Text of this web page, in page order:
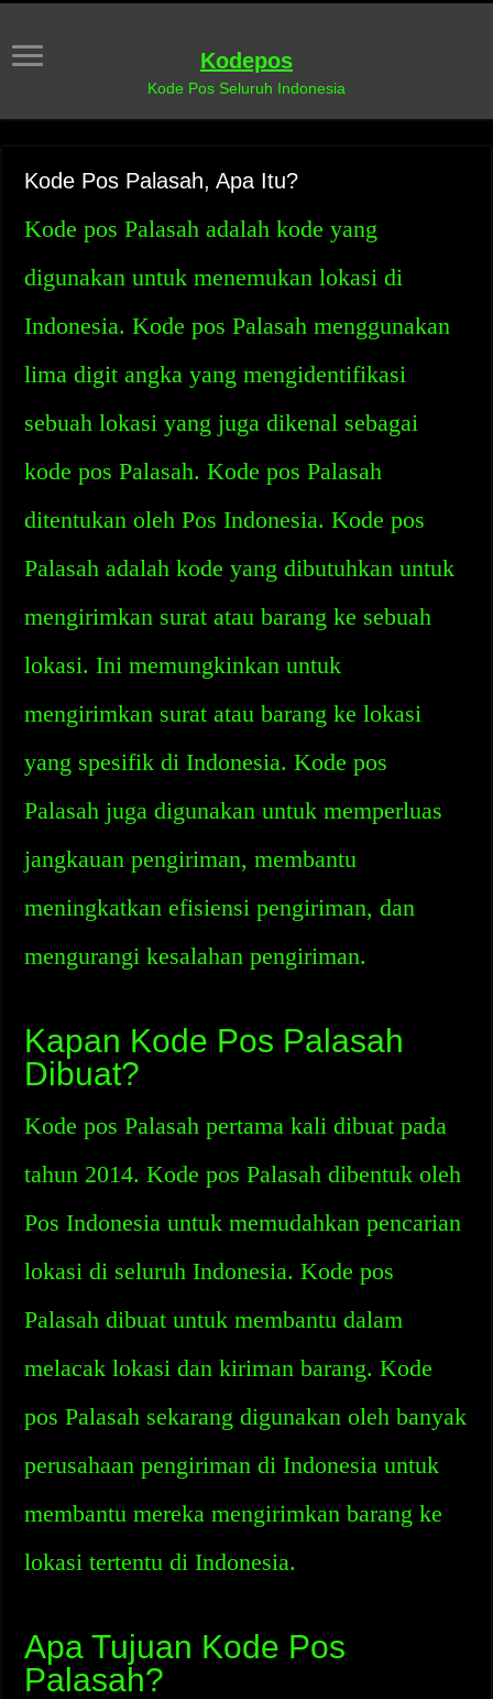
Kodepos
Kode Pos Seluruh Indonesia
Kode Pos Palasah, Apa Itu?
Kode pos Palasah adalah kode yang
digunakan untuk menemukan lokasi di
Indonesia. Kode pos Palasah menggunakan
lima digit angka yang mengidentifikasi
sebuah lokasi yang juga dikenal sebagai
kode pos Palasah. Kode pos Palasah
ditentukan oleh Pos Indonesia. Kode pos
Palasah adalah kode yang dibutuhkan untuk
mengirimkan surat atau barang ke sebuah
lokasi. Ini memungkinkan untuk
mengirimkan surat atau barang ke lokasi
yang spesifik di Indonesia. Kode pos
Palasah juga digunakan untuk memperluas
jangkauan pengiriman, membantu
meningkatkan efisiensi pengiriman, dan
mengurangi kesalahan pengiriman.
Kapan Kode Pos Palasah
Dibuat?
Kode pos Palasah pertama kali dibuat pada
tahun 2014. Kode pos Palasah dibentuk oleh
Pos Indonesia untuk memudahkan pencarian
lokasi di seluruh Indonesia. Kode pos
Palasah dibuat untuk membantu dalam
melacak lokasi dan kiriman barang. Kode
pos Palasah sekarang digunakan oleh banyak
perusahaan pengiriman di Indonesia untuk
membantu mereka mengirimkan barang ke
lokasi tertentu di Indonesia.
Apa Tujuan Kode Pos
Palasah?